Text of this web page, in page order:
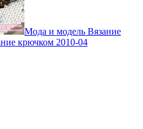
Мода и модель Вязание
крючком 2010-04